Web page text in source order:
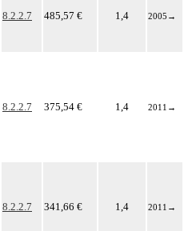
8.2.2.7 485,57 € 1,4 2005 →
8.2.2.7 375,54 € 1,4 2011 →
8.2.2.7 341,66 € 1,4 2011 →